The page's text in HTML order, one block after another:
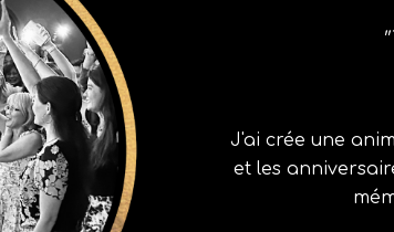
"
J'aicrée une
et les